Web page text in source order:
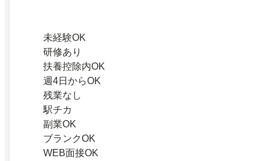
未経験OK
研修あり
扶養控除内OK
週4日からOK
残業なし
駅チカ
副業OK
ブランクOK
WEB面接OK